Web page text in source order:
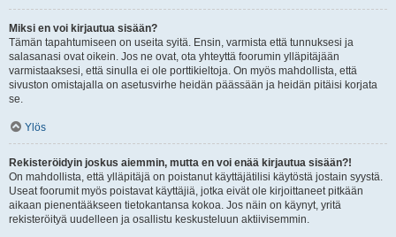
Miksi en voi kirjautua sisään?
Tämän tapahtumiseen on useita syitä. Ensin, varmista että tunnuksesi ja
salasanasi ovat oikein. Jos ne ovat, ota yhteyttä foorumin ylläpitäjään
varmistaaksesi, että sinulla ei ole porttikieltoja. On myös mahdollista, että
sivuston omistajalla on asetusvirhe heidän päässään ja heidän pitäisi korjata
se.
Ylös
Rekisteröidyin joskus aiemmin, mutta en voi enää kirjautua sisään?!
On mahdollista, että ylläpitäjä on poistanut käyttäjätilisi käytöstä jostain syystä.
Useat foorumit myös poistavat käyttäjiä, jotka eivät ole kirjoittaneet pitkään
aikaan pienentääkseen tietokantansa kokoa. Jos näin on käynyt, yritä
rekisteröityä uudelleen ja osallistu keskusteluun aktiivisemmin.